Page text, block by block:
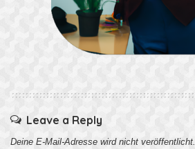
Leave a Reply
Deine E-Mail-Adresse wird nicht veröffentlicht.